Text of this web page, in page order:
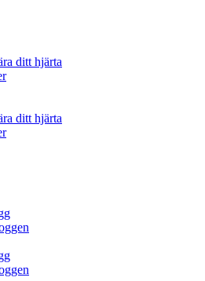
ditt hjärta
ditt hjärta